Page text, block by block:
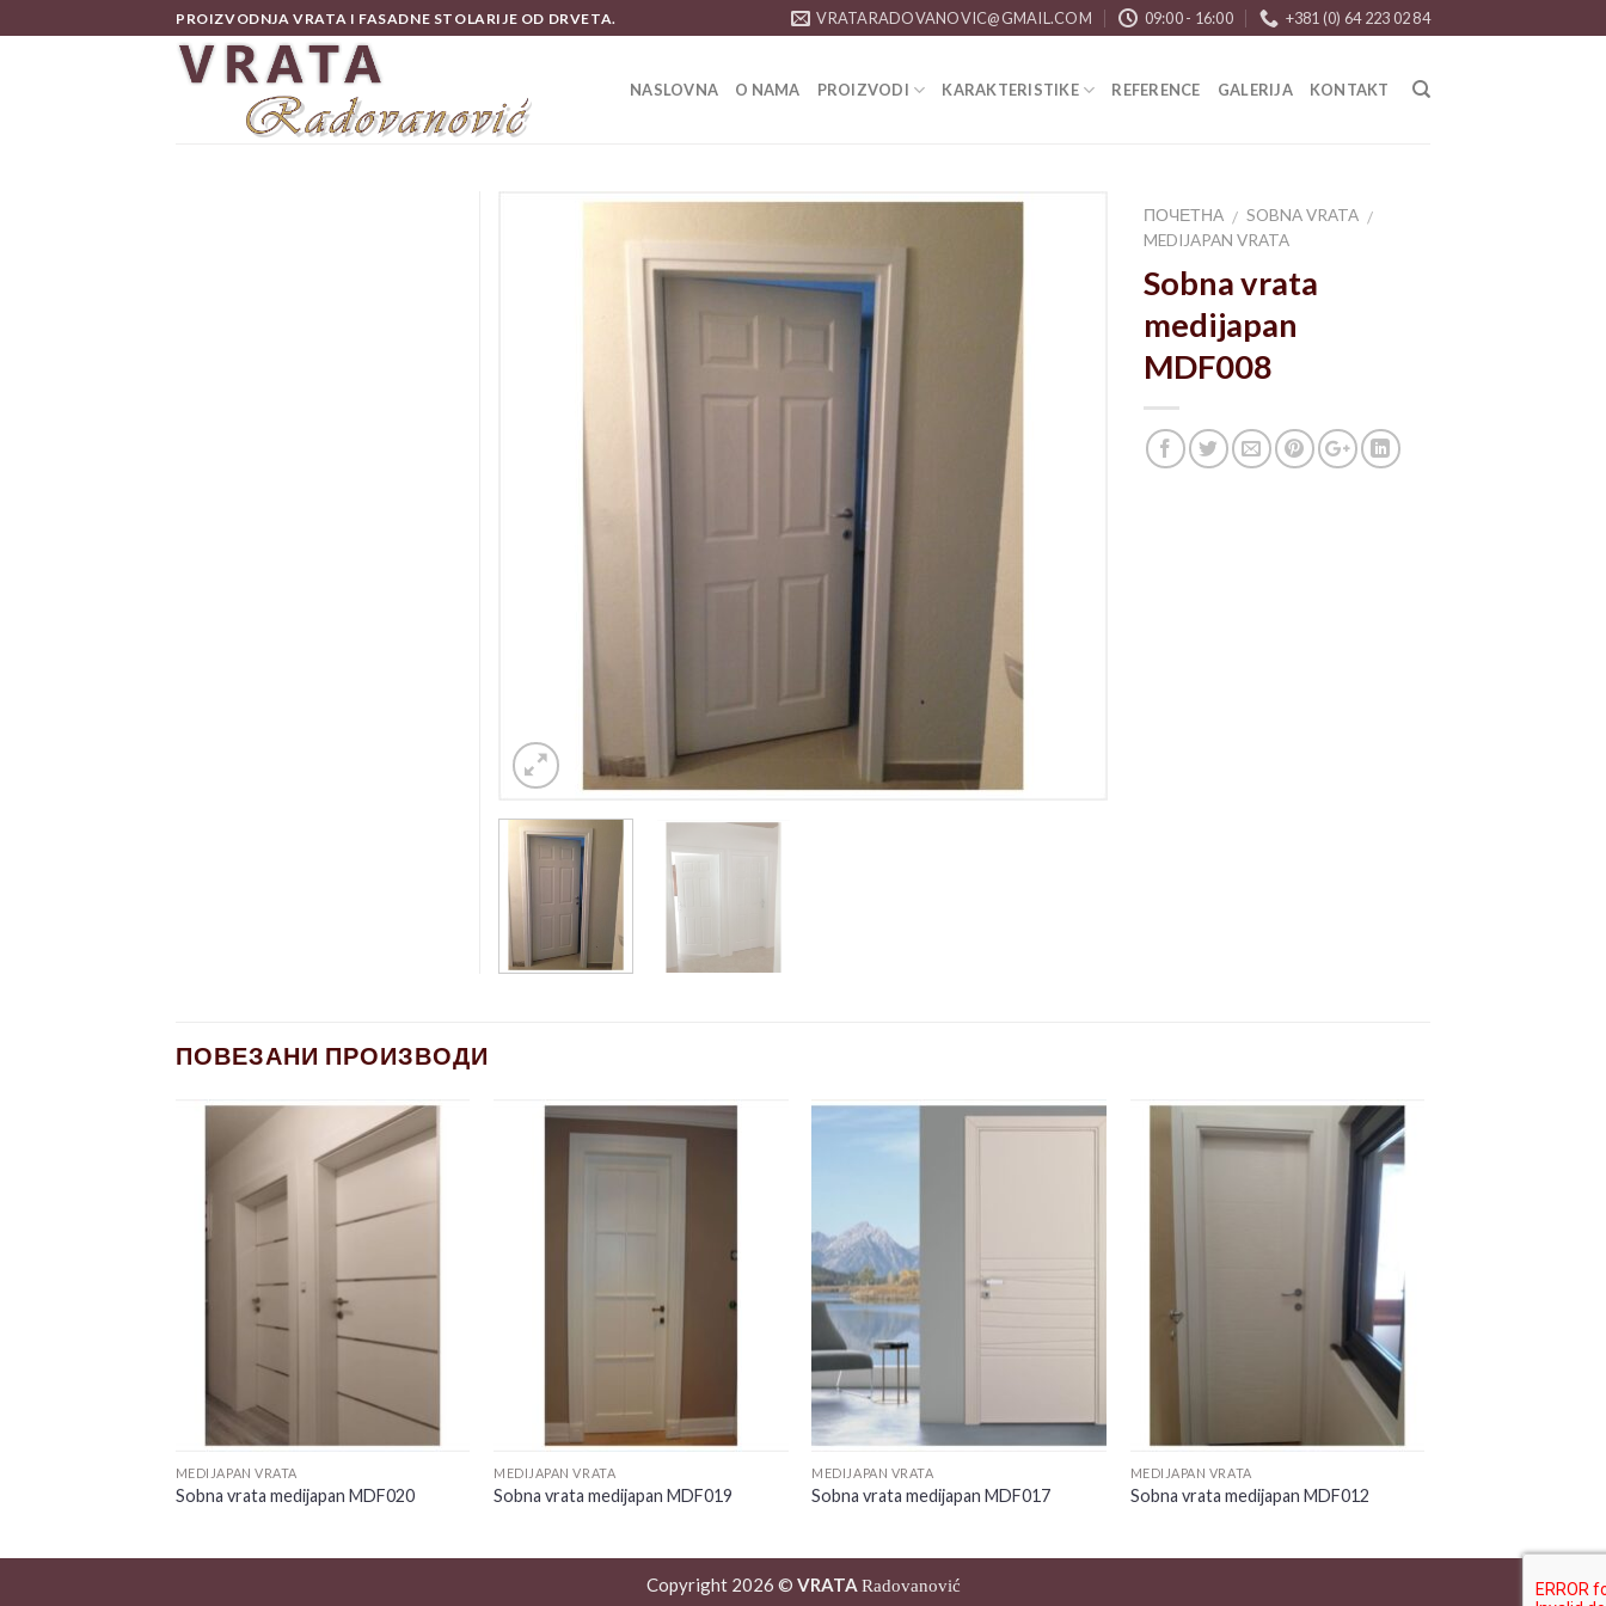
to
PROIZVODNJA VRATA I FASADNE STOLARIJE OD DRVETA. VRATARADOVANOVIC@GMAIL.COM 09:00 - 16:00 +381 (0) 64 223 02 84
NASLOVNA O NAMA PROIZVODI KARAKTERISTIKE REFERENCE GALERIJA KONTAKT
ПОЧЕТНА / SOBNA VRATA /
MEDIJAPAN VRATA
Sobna vrata
medijapan
MDF008
ПОВЕЗАНИ ПРОИЗВОДИ
Add to
MEDIJAPAN VRATA
Sobna vrata medijapan MDF020
MEDIJAPAN VRATA
Sobna vrata medijapan MDF019
MEDIJAPAN VRATA
Sobna vrata medijapan MDF017
wishlist
MEDIJAPAN VRATA
Sobna vrata medijapan MDF012
Copyright 2026 © VRATA Radovanović